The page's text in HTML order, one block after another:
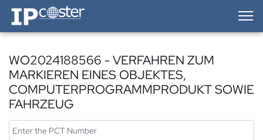
IP-Coster — Home
WO2024188566 - VERFAHREN ZUM
MARKIEREN EINES OBJEKTES,
COMPUTERPROGRAMMPRODUKT SOWIE
FAHRZEUG